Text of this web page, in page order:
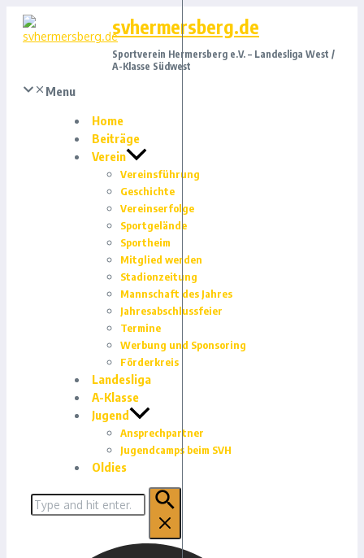
Zum
Inhalt
svhermersberg.de
Sportverein Hermersberg e.V. – Landesliga West /
A-Klasse Südwest
Menu
Home
Beiträge
Verein
Vereinsführung
Geschichte
Vereinserfolge
Sportgelände
Sportheim
Mitglied werden
Stadionzeitung
Mannschaft des Jahres
Jahresabschlussfeier
Termine
Werbung und Sponsoring
Förderkreis
Landesliga
A-Klasse
Jugend
Ansprechpartner
Jugendcamps beim SVH
Oldies
Suchen
nach: